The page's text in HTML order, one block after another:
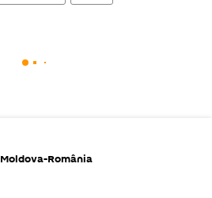
Moldova-România